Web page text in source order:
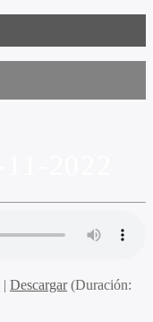
| Descargar(Duración: